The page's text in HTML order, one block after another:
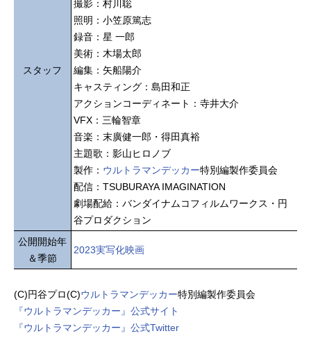
スタッフ
撮影：村川聡
照明：小笠原篤志
録音：星 一郎
美術：木場太郎
編集：矢船陽介
キャスティング：島田和正
アクションコーディネート：寺井大介
VFX：三輪智章
音楽：末廣健一郎・得田真裕
主題歌：影山ヒロノブ
製作： ウルトラマンデッカー特別編製作委員会
配信：TSUBURAYA IMAGINATION
劇場配給：バンダイナムコフィルムワークス・円
谷プロダクション
公開開始年
＆季節
2023実写化映画
(C)円谷プロ(C)ウルトラマンデッカー特別編製作委員会
『ウルトラマンデッカー』公式サイト
『ウルトラマンデッカー』公式Twitter